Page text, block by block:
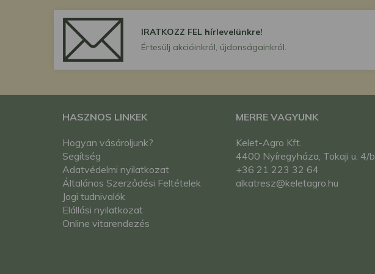
IRATKOZZ FEL hírlevelünkre!
Értesülj akcióinkról, újdonságainkról.
HASZNOS LINKEK
Hogyan vásároljunk?
Segítség
Adatvédelmi nyilatkozat
Általános Szerződési Feltételek
Jogi tudnivalók
Elállási nyilatkozat
Online vitarendezés
MERRE VAGYUNK
Kelet-Agro Kft.
4400 Nyíregyháza, Tokaji u. 4/b
+36 21 223 32 64
alkatresz@keletagro.hu